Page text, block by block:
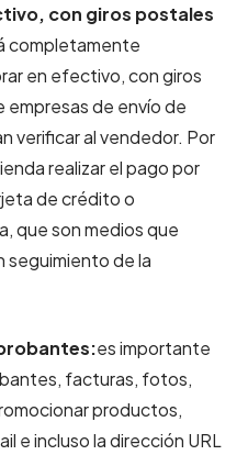
con giros postales
completamente
en efectivo, con giros
empresas de envío de
verificar al vendedor. Por
realizar el pago por
de crédito o
que son medios que
seguimiento de la
es importante
facturas, fotos,
productos,
e incluso la dirección URL